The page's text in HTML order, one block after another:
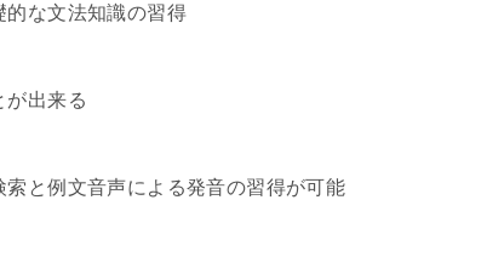
的な文法知識の習得
が出来る
索と例文音声による発音の習得が可能